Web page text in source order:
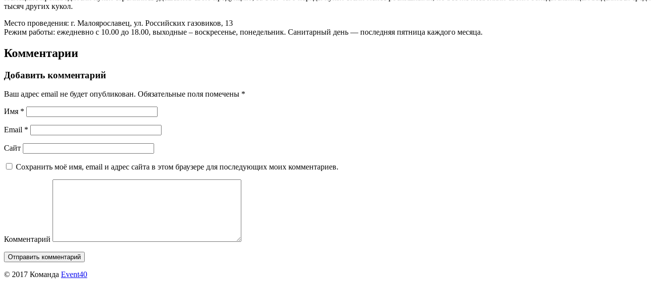
тысяч других кукол.
Место проведения: г. Малоярославец, ул. Российских газовиков, 13
Режим работы: ежедневно с 10.00 до 18.00, выходные – воскресенье, понедельник. Санитарный день — последняя пятница каждого месяца.
Комментарии
Добавить комментарий
Ваш адрес email не будет опубликован. Обязательные поля помечены *
Имя *
Email *
Сайт
Сохранить моё имя, email и адрес сайта в этом браузере для последующих моих комментариев.
Комментарий
© 2017 Команда Event40